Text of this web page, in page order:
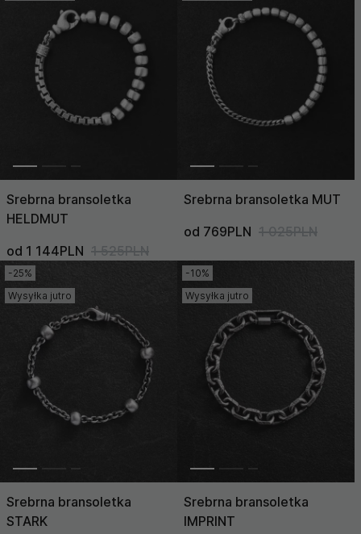
Srebrna bransoletka
HELDMUT
od 1 144PLN 1 525PLN
Srebrna bransoletka MUT
od 769PLN 1 025PLN
-25%
Wysyłka jutro
Srebrna bransoletka
STARK
-10%
Wysyłka jutro
Srebrna bransoletka
IMPRINT